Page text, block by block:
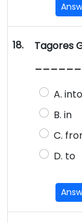
18.
Tagores
A. into
B. in
C.
D. to